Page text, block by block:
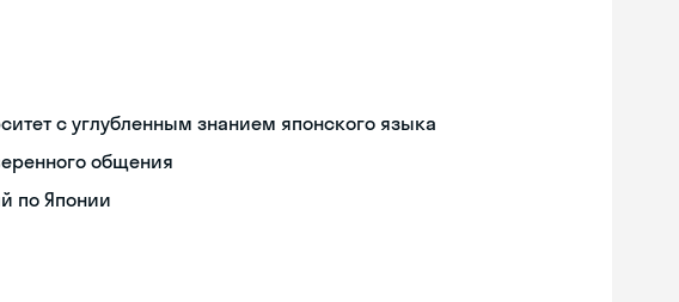
с углубленным знанием японского языка
общения
по Японии